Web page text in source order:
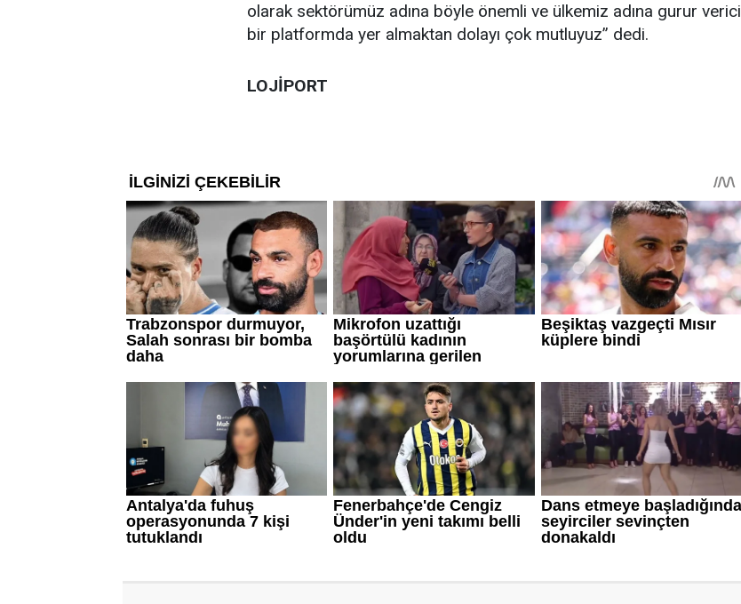
olarak sektörümüz adına böyle önemli ve ülkemiz adına gurur verici
bir platformda yer almaktan dolayı çok mutluyuz” dedi.
LOJİPORT